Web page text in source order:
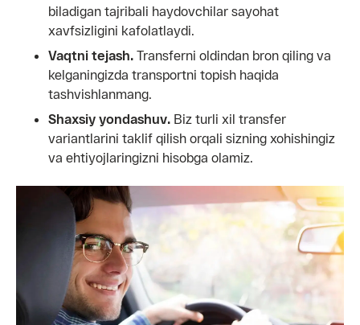
biladigan tajribali haydovchilar sayohat
xavfsizligini kafolatlaydi.
Vaqtni tejash. Transferni oldindan bron qiling va
kelganingizda transportni topish haqida
tashvishlanmang.
Shaxsiy yondashuv. Biz turli xil transfer
variantlarini taklif qilish orqali sizning xohishingiz
va ehtiyojlaringizni hisobga olamiz.